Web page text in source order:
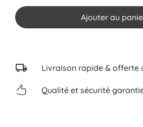
Ajouter au
Livraison rapide & offerte
Qualité et sécurité